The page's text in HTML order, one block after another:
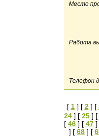
Место
Работа
Телефон
[ 1] [ 2] [
24 ] [ 25 ] [
[ 46 ] [ 47 ]
] [ 68 ] [